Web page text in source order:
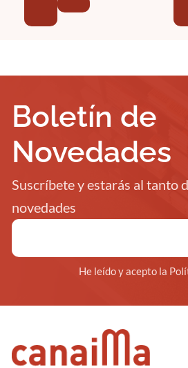
Boletín de
Novedades
Suscríbete y estarás al tanto
novedades
He leído y acepto la